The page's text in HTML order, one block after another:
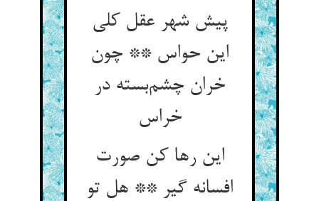
پیش شهر عقل کلی
این حواس ** چون
خران چشم‌بسته در
خراس
این رها کن صورت
افسانه گیر ** هل تو